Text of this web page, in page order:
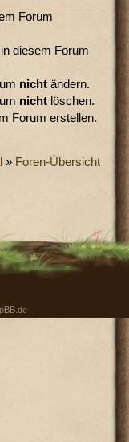
Forum
diesem Forum
nicht ändern.
nicht löschen.
Forum erstellen.
» Foren-Übersicht